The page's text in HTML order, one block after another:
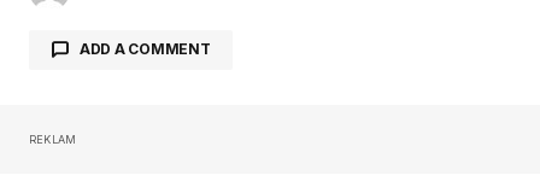
ADD A COMMENT
REKLAM